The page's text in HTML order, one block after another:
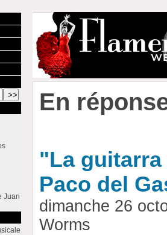
En
"La
Paco del
dimanche 26
Worms
Juan